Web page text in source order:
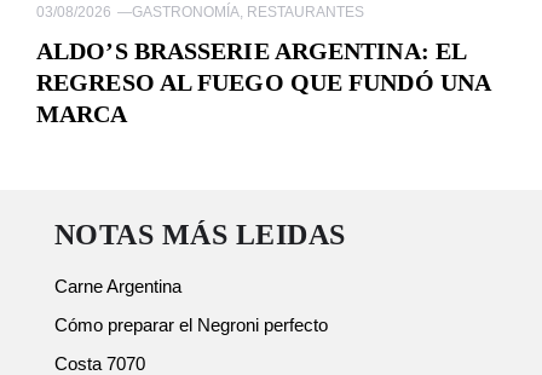
03/08/2026 —GASTRONOMÍA, RESTAURANTES
ALDO’S BRASSERIE ARGENTINA: EL
REGRESO AL FUEGO QUE FUNDÓ UNA
MARCA
NOTAS MÁS LEIDAS
Carne Argentina
Cómo preparar el Negroni perfecto
Costa 7070